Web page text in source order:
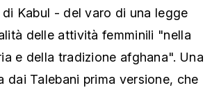
Kabul - del varo di una legge
delle attività femminili "nella
e della tradizione afghana". Una
dai Talebani prima versione, che